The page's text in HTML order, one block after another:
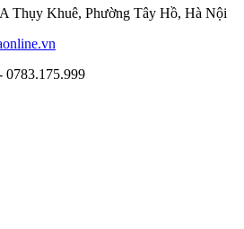
Thụy Khuê, Phường Tây Hồ, Hà Nội
0783.175.999